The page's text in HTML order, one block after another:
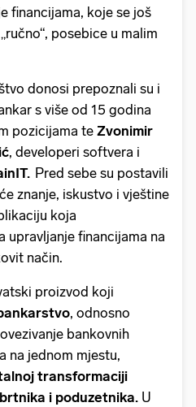
financijama, koje se još
posebice u malim
donosi prepoznali su i
s više od 15 godina
pozicijama te Zvonimir
, developeri softvera i
Pred sebe su postavili
znanje, iskustvo i vještine
koja
upravljanje financijama na
način.
proizvod koji
, odnosno
bankovnih
na jednom mjestu,
transformaciji
i poduzetnika. U